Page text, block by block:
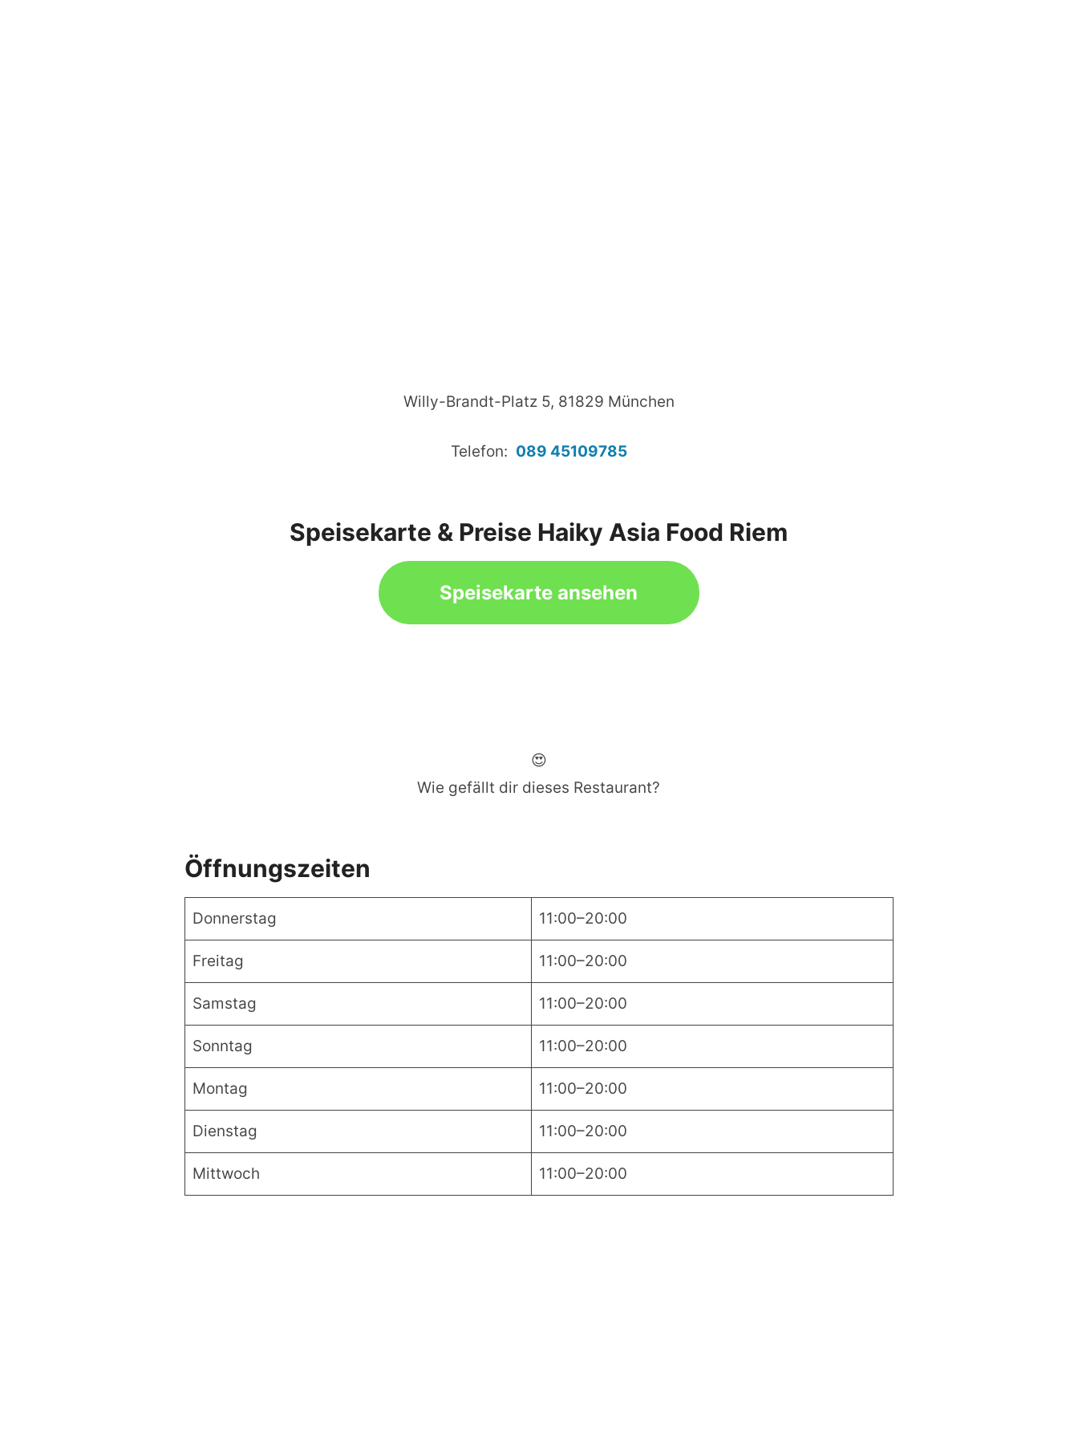
Willy-Brandt-Platz 5, 81829 München
Telefon: 089 45109785
Speisekarte & Preise Haiky Asia Food Riem
Speisekarte ansehen
😍
Wie gefällt dir dieses Restaurant?
Öffnungszeiten
Donnerstag 11:00–20:00
Freitag 11:00–20:00
Samstag 11:00–20:00
Sonntag 11:00–20:00
Montag 11:00–20:00
Dienstag 11:00–20:00
Mittwoch 11:00–20:00